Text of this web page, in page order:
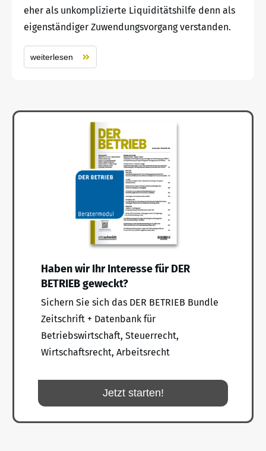
eher als unkomplizierte Liquiditätshilfe denn als
eigenständiger Zuwendungsvorgang verstanden.
weiterlesen
Haben wir Ihr Interesse für DER
BETRIEB geweckt?
Sichern Sie sich das DER BETRIEB Bundle
Zeitschrift + Datenbank für
Betriebswirtschaft, Steuerrecht,
Wirtschaftsrecht, Arbeitsrecht
Jetzt starten!